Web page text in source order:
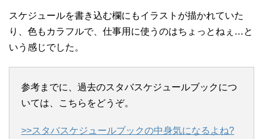
スケジュールを書き込む欄にもイラストが描かれていた
り、色もカラフルで、仕事用に使うのはちょっとねぇ…と
いう感じでした。
参考までに、過去のスタバスケジュールブックにつ
いては、こちらをどうぞ。
>>スタバスケジュールブックの中身気になるよね?